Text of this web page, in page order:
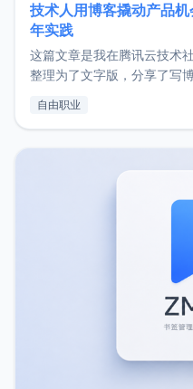
技术人用博客撬动产品
年实践
这篇文章是我在腾讯云技术
整理为了文字版，分享了写
了我的首个产品ImgURL的
自由职业